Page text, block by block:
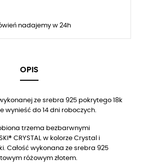
nadajemy w 24h
OPIS
ze srebra 925 pokrytego 18k
wynieść do 14 dni roboczych.
trzema bezbarwnymi
CRYSTAL w kolorze Crystal i
Całość wykonana ze srebra 925
różowym złotem.